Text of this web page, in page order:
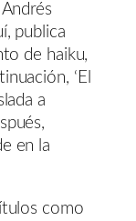
publica
de haiku,
‘El
a
en la
como